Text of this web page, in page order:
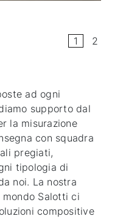
1 2
ad ogni
supporto dal
la misurazione
con squadra
pregiati,
tipologia di
noi. La nostra
Salotti ci
compositive